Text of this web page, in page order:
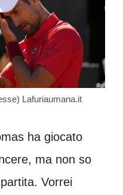
Lafuriaumana.it
ha giocato
ma non so
Vorrei